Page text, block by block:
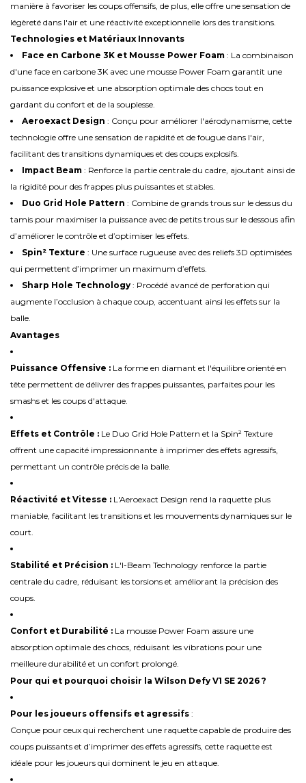
manière à favoriser les coups offensifs, de plus, elle offre une sensation de
légèreté dans l'air et une réactivité exceptionnelle lors des transitions.
Technologies et Matériaux Innovants
Face en Carbone 3K et Mousse Power Foam : La combinaison
d'une face en carbone 3K avec une mousse Power Foam garantit une
puissance explosive et une absorption optimale des chocs tout en
gardant du confort et de la souplesse.
Aeroexact Design : Conçu pour améliorer l'aérodynamisme, cette
technologie offre une sensation de rapidité et de fougue dans l'air,
facilitant des transitions dynamiques et des coups explosifs.
Impact Beam : Renforce la partie centrale du cadre, ajoutant ainsi de
la rigidité pour des frappes plus puissantes et stables.
Duo Grid Hole Pattern : Combine de grands trous sur le dessus du
tamis pour maximiser la puissance avec de petits trous sur le dessous afin
d’améliorer le contrôle et d’optimiser les effets.
Spin² Texture : Une surface rugueuse avec des reliefs 3D optimisées
qui permettent d’imprimer un maximum d’effets.
Sharp Hole Technology : Procédé avancé de perforation qui
augmente l’occlusion à chaque coup, accentuant ainsi les effets sur la
balle.
Avantages
Puissance Offensive : La forme en diamant et l'équilibre orienté en
tête permettent de délivrer des frappes puissantes, parfaites pour les
smashs et les coups d'attaque.
Effets et Contrôle : Le Duo Grid Hole Pattern et la Spin² Texture
offrent une capacité impressionnante à imprimer des effets agressifs,
permettant un contrôle précis de la balle.
Réactivité et Vitesse : L'Aeroexact Design rend la raquette plus
maniable, facilitant les transitions et les mouvements dynamiques sur le
court.
Stabilité et Précision : L'I-Beam Technology renforce la partie
centrale du cadre, réduisant les torsions et améliorant la précision des
coups.
Confort et Durabilité : La mousse Power Foam assure une
absorption optimale des chocs, réduisant les vibrations pour une
meilleure durabilité et un confort prolongé.
Pour qui et pourquoi choisir la Wilson Defy V1 SE 2026 ?
Pour les joueurs offensifs et agressifs :
Conçue pour ceux qui recherchent une raquette capable de produire des
coups puissants et d’imprimer des effets agressifs, cette raquette est
idéale pour les joueurs qui dominent le jeu en attaque.